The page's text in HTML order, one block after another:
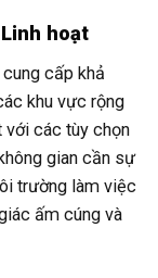
hoạt
cấp khả
khu vực rộng
với các tùy chọn
gian cần sự
trường làm việc
ấm cúng và